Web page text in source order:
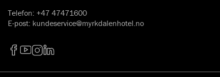
Telefon: +47 47471600
E-post: kundeservice@myrkdalenhotel.no